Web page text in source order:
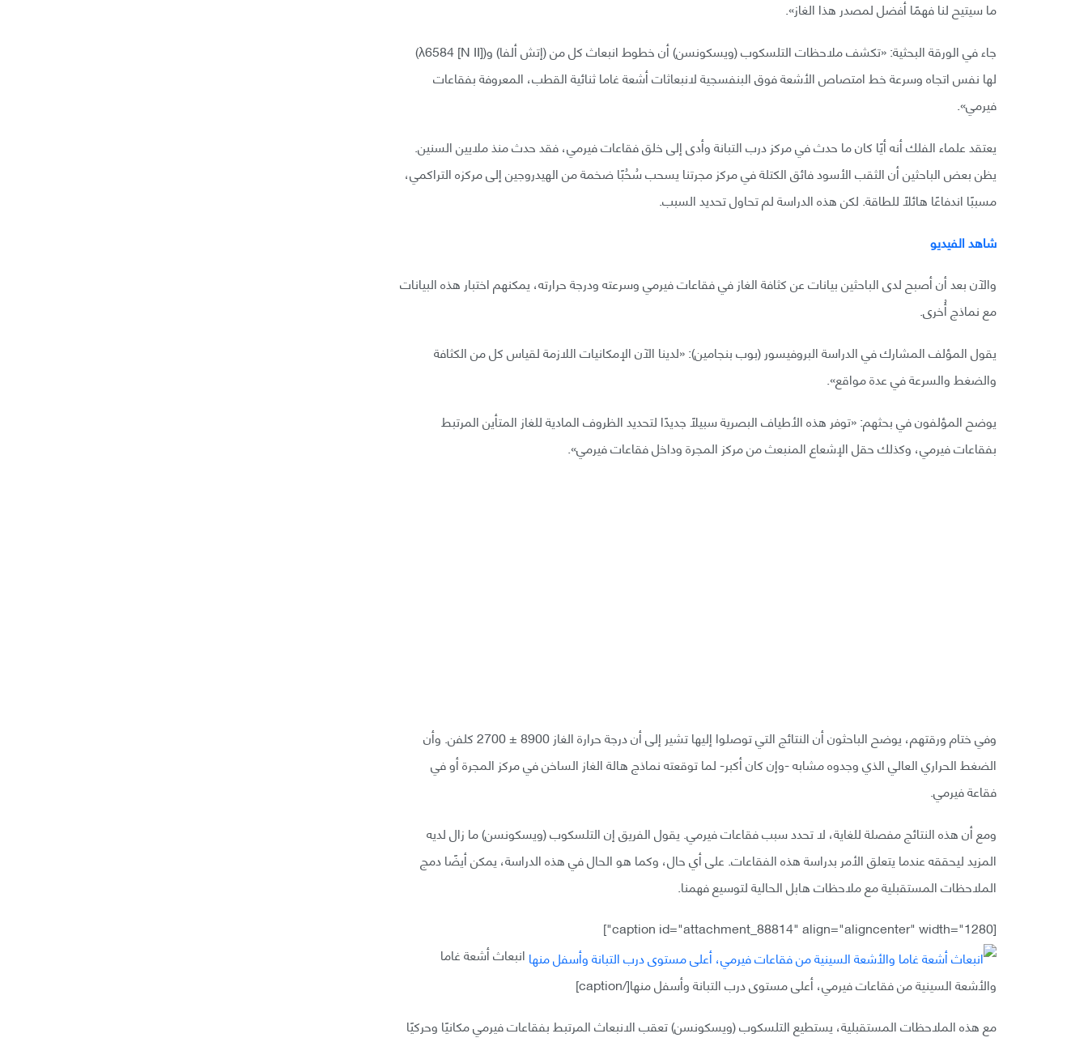
ما سيتيح لنا فهمًا أفضل لمصدر هذا الغاز».
جاء في الورقة البحثية: «تكشف ملاحظات التلسكوب (ويسكونسن) أن خطوط انبعاث كل من (إتش ألفا) و([N II] λ6584)
لها نفس اتجاه وسرعة خط امتصاص الأشعة فوق البنفسجية لانبعاثات أشعة غاما ثنائية القطب، المعروفة بفقاعات
فيرمي».
يعتقد علماء الفلك أنه أيًا كان ما حدث في مركز درب التبانة وأدى إلى خلق فقاعات فيرمي، فقد حدث منذ ملايين السنين.
يظن بعض الباحثين أن الثقب الأسود فائق الكتلة في مركز مجرتنا يسحب سُحُبًا ضخمة من الهيدروجين إلى مركزه التراكمي،
مسببًا اندفاعًا هائلًا للطاقة. لكن هذه الدراسة لم تحاول تحديد السبب.
شاهد الفيديو
والآن بعد أن أصبح لدى الباحثين بيانات عن كثافة الغاز في فقاعات فيرمي وسرعته ودرجة حرارته، يمكنهم اختبار هذه البيانات
مع نماذج أُخرى.
يقول المؤلف المشارك في الدراسة البروفيسور (بوب بنجامين): «لدينا الآن الإمكانيات اللازمة لقياس كل من الكثافة
والضغط والسرعة في عدة مواقع».
يوضح المؤلفون في بحثهم: «توفر هذه الأطياف البصرية سبيلًا جديدًا لتحديد الظروف المادية للغاز المتأين المرتبط
بفقاعات فيرمي، وكذلك حقل الإشعاع المنبعث من مركز المجرة وداخل فقاعات فيرمي».
وفي ختام ورقتهم، يوضح الباحثون أن النتائج التي توصلوا إليها تشير إلى أن درجة حرارة الغاز 8900 ± 2700 كلفن. وأن
الضغط الحراري العالي الذي وجدوه مشابه -وإن كان أكبر- لما توقعته نماذج هالة الغاز الساخن في مركز المجرة أو في
فقاعة فيرمي.
ومع أن هذه النتائج مفصلة للغاية، لا تحدد سبب فقاعات فيرمي. يقول الفريق إن التلسكوب (ويسكونسن) ما زال لديه
المزيد ليحققه عندما يتعلق الأمر بدراسة هذه الفقاعات. على أي حال، وكما هو الحال في هذه الدراسة، يمكن أيضًا دمج
الملاحظات المستقبلية مع ملاحظات هابل الحالية لتوسيع فهمنا.
[caption id="attachment_88814" align="aligncenter" width="1280"]
انبعاث أشعة غاما
والأشعة السينية من فقاعات فيرمي، أعلى مستوى درب التبانة وأسفل منها[/caption]
مع هذه الملاحظات المستقبلية، يستطيع التلسكوب (ويسكونسن) تعقب الانبعاث المرتبط بفقاعات فيرمي مكانيًا وحركيًا